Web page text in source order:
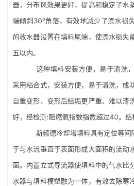
器，分布风效果更好，提高和稳定了水
端倾斜30°角落，有效地减少了漂水损
的收水器设置在填料尾端，使漂水损失
五以内。
这种填料安装方便，易于清洗，
采用粘合式，安装方便，易于清洗，成
自重变形、变形后结垢更严重、难以清
好，经检测:阻燃氧指数指数超过40。结
斯频德冷却塔填料具有定位等间
于与水流垂直于表面形成大面积的流动
面。内置立式导流器使填料中的气水比
水器与填料模塑融为一体，有效去除寒